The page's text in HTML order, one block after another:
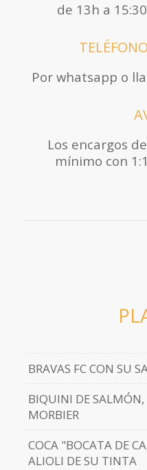
de 13h a
Por whatsapp o
Los encargos
mínimo con
BRAVAS FC CON SU
BIQUINI DE SALMÓN,
MORBIER
COCA "BOCATA DE
ALIOLI DE SU TINTA